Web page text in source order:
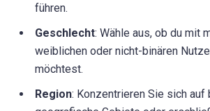
führen.
Geschlecht: Wähle aus, ob du mit
weiblichen oder nicht-binären
möchtest.
Region: Konzentrieren Sie sich auf